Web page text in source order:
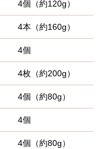
4個（約120g）
4本（約160g）
4個
4枚（約200g）
4個（約80g）
4個
4個（約80g）